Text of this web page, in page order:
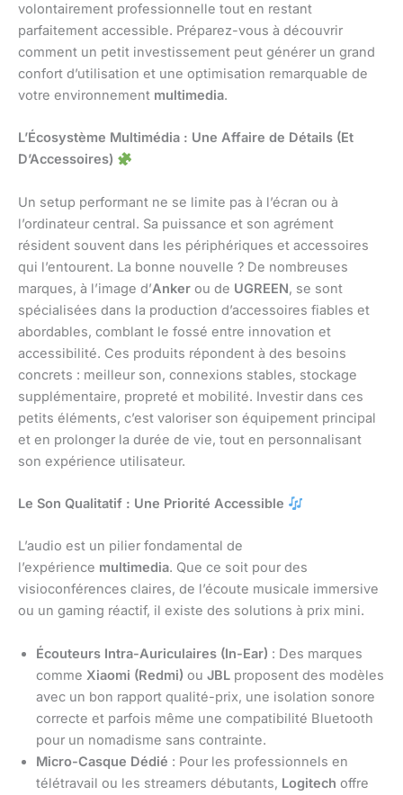
volontairement professionnelle tout en restant
parfaitement accessible. Préparez-vous à découvrir
comment un petit investissement peut générer un grand
confort d’utilisation et une optimisation remarquable de
votre environnement multimedia.
L’Écosystème Multimédia : Une Affaire de Détails (Et
D’Accessoires)
Un setup performant ne se limite pas à l’écran ou à
l’ordinateur central. Sa puissance et son agrément
résident souvent dans les périphériques et accessoires
qui l’entourent. La bonne nouvelle ? De nombreuses
marques, à l’image d’Anker ou de UGREEN, se sont
spécialisées dans la production d’accessoires fiables et
abordables, comblant le fossé entre innovation et
accessibilité. Ces produits répondent à des besoins
concrets : meilleur son, connexions stables, stockage
supplémentaire, propreté et mobilité. Investir dans ces
petits éléments, c’est valoriser son équipement principal
et en prolonger la durée de vie, tout en personnalisant
son expérience utilisateur.
Le Son Qualitatif : Une Priorité Accessible
L’audio est un pilier fondamental de
l’expérience multimedia. Que ce soit pour des
visioconférences claires, de l’écoute musicale immersive
ou un gaming réactif, il existe des solutions à prix mini.
Écouteurs Intra-Auriculaires (In-Ear) : Des marques
comme Xiaomi (Redmi) ou JBL proposent des modèles
avec un bon rapport qualité-prix, une isolation sonore
correcte et parfois même une compatibilité Bluetooth
pour un nomadisme sans contrainte.
Micro-Casque Dédié : Pour les professionnels en
télétravail ou les streamers débutants, Logitech offre